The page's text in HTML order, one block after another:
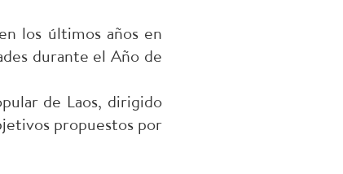
los últimos años en
durante el Año de
de Laos, dirigido
propuestos por